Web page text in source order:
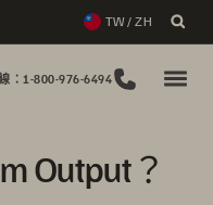
TW / ZH
：1-800-976-6494
Output？